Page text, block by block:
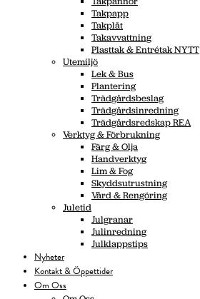
Takpapp
Takplåt
Takavvattning
Plasttak & Entrétak NYTT
Utemiljö
Lek & Bus
Plantering
Trädgårdsbeslag
Trädgårdsinredning
Trädgårdsredskap REA
Verktyg & Förbrukning
Färg & Olja
Handverktyg
Lim & Fog
Skyddsutrustning
Vård & Rengöring
Juletid
Julgranar
Julinredning
Julklappstips
Nyheter
Kontakt & Öppettider
Om Oss